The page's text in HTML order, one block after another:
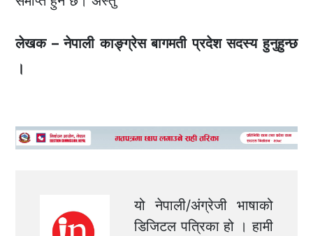
लेखक – नेपाली काङ्ग्रेस बागमती प्रदेश सदस्य हुनुहुन्छ
।
यो नेपाली/अंग्रेजी भाषाको
डिजिटल पत्रिका हो । हामी